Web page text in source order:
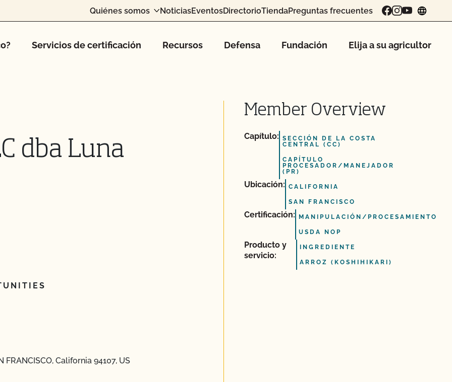
Quiénes somos NoticiasEventosDirectorioTiendaPreguntas frecuentes
Servicios de certificación Recursos Defensa Fundación Elija a su agricultor
dba Luna
FRANCISCO, California 94107, US
Member Overview
Capítulo: SECCIÓN DE LA COSTA
CENTRAL (CC)
CAPÍTULO
PROCESADOR/MANEJADOR
(PR)
Ubicación: CALIFORNIA
SAN FRANCISCO
Certificación: MANIPULACIÓN/PROCESAMIENTO
USDA NOP
Producto y
servicio:
INGREDIENTE
ARROZ (KOSHIHIKARI)